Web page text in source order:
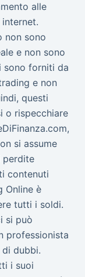
alle
non sono
e non sono
sono forniti da
e non
questi
o rispecchiare
si assume
perdite
contenuti
Online è
tutti i soldi.
si può
professionista
dubbi.
i suoi